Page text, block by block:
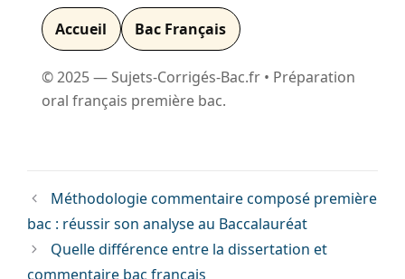
Accueil Bac Français
© 2025 — Sujets-Corrigés-Bac.fr • Préparation
oral français première bac.
Méthodologie commentaire composé première
bac : réussir son analyse au Baccalauréat
Quelle différence entre la dissertation et
commentaire bac français